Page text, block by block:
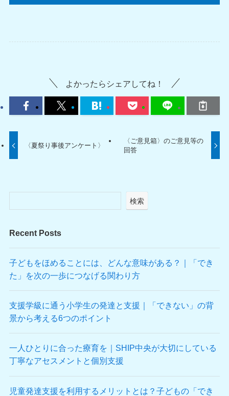
よかったらシェアしてね！
〈夏祭り事後アンケート〉
〈ご意見箱〉のご意見等の
回答
検索
Recent Posts
子どもをほめることには、どんな意味がある？｜「でき
た」を次の一歩につなげる関わり方
支援学級に通う小学生の発達と支援｜「できない」の背
景から考える6つのポイント
一人ひとりに合った療育を｜SHIP中央が大切にしている
丁寧なアセスメントと個別支援
児童発達支援を利用するメリットとは？子どもの「でき